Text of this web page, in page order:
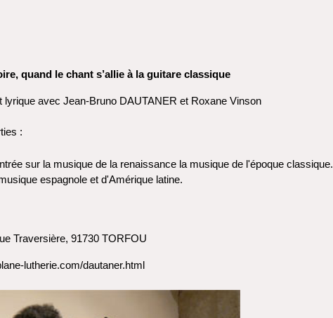
quand le chant s’allie à la guitare classique
lyrique avec Jean-Bruno DAUTANER et Roxane Vinson
:
sur la musique de la renaissance la musique de l'époque classique.
espagnole et d'Amérique latine.
Traversière, 91730 TORFOU
lutherie.com/dautaner.html